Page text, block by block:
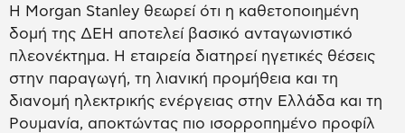
Η Morgan Stanley θεωρεί ότι η καθετοποιημένη
δομή της ΔΕΗ αποτελεί βασικό ανταγωνιστικό
πλεονέκτημα. Η εταιρεία διατηρεί ηγετικές θέσεις
στην παραγωγή, τη λιανική προμήθεια και τη
διανομή ηλεκτρικής ενέργειας στην Ελλάδα και τη
Ρουμανία, αποκτώντας πιο ισορροπημένο προφίλ